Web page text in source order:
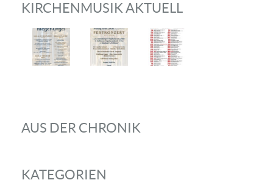
KIRCHENMUSIK AKTUELL
AUS DER CHRONIK
KATEGORIEN